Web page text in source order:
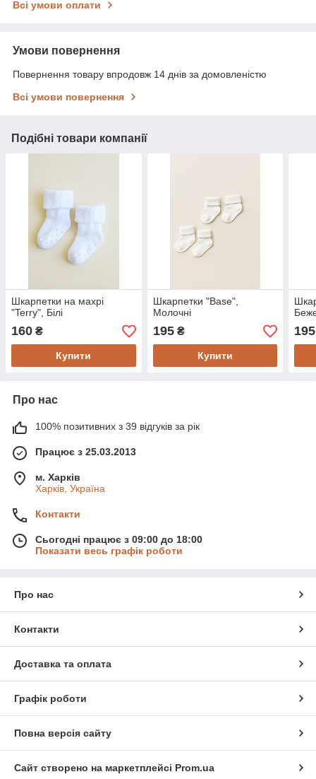
Всі умови оплати
Умови повернення
Повернення товару впродовж 14 днів за домовленістю
Всі умови повернення
Подібні товари компанії
Шкарпетки на махрі
"Terry", Білі
160 ₴
Купити
Шкарпетки "Base",
Молочні
195₴
Купити
195
Про нас
100% позитивних з 39 відгуків за рік
Працює з 25.03.2013
м. Харків
Харків, Україна
Контакти
Сьогодні працює з 09:00 до 18:00
Показати весь графік роботи
Про нас
Контакти
Доставка та оплата
Графік роботи
Повна версія сайту
Сайт створено на маркетплейсі Prom.ua